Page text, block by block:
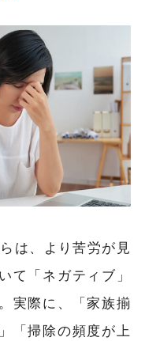
は、より苦労が見
て「ネガティブ」
実際に、「家族揃
「掃除の頻度が上